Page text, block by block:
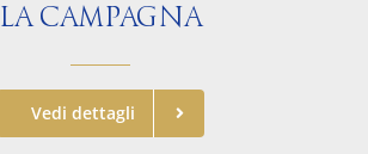
LA CAMPAGNA
Vedi dettagli